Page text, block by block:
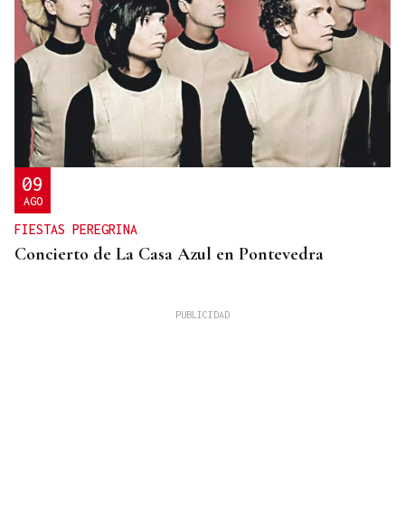
09
AGO
FIESTAS PEREGRINA
Concierto de La Casa Azul en Pontevedra